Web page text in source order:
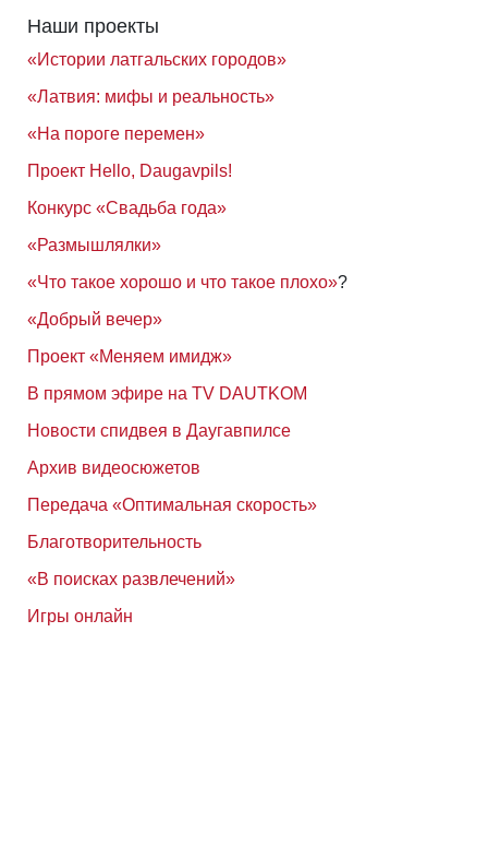
Наши проекты
«Истории латгальских городов»
«Латвия: мифы и реальность»
«На пороге перемен»
Проект Hello, Daugavpils!
Конкурс «Свадьба года»
«Размышлялки»
«Что такое хорошо и что такое плохо»?
«Добрый вечер»
Проект «Меняем имидж»
В прямом эфире на TV DAUTKOM
Новости спидвея в Даугавпилсе
Архив видеосюжетов
Передача «Оптимальная скорость»
Благотворительность
«В поисках развлечений»
Игры онлайн